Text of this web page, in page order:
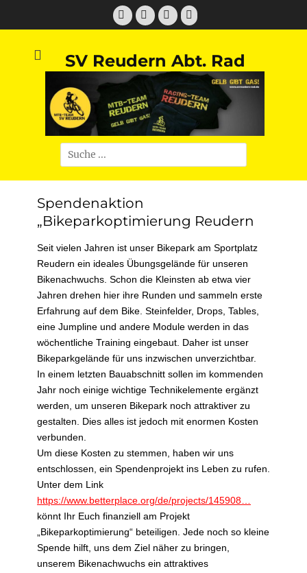
FacebookTwitter E-
Mail
Instagram
SV Reudern Abt. Rad
Suchen
nach:
Spendenaktion
„Bikeparkoptimierung Reudern
Seit vielen Jahren ist unser Bikepark am Sportplatz
Reudern ein ideales Übungsgelände für unseren
Bikenachwuchs. Schon die Kleinsten ab etwa vier
Jahren drehen hier ihre Runden und sammeln erste
Erfahrung auf dem Bike. Steinfelder, Drops, Tables,
eine Jumpline und andere Module werden in das
wöchentliche Training eingebaut. Daher ist unser
Bikeparkgelände für uns inzwischen unverzichtbar.
In einem letzten Bauabschnitt sollen im kommenden
Jahr noch einige wichtige Technikelemente ergänzt
werden, um unseren Bikepark noch attraktiver zu
gestalten. Dies alles ist jedoch mit enormen Kosten
verbunden.
Um diese Kosten zu stemmen, haben wir uns
entschlossen, ein Spendenprojekt ins Leben zu rufen.
Unter dem Link
https://www.betterplace.org/de/projects/145908…
könnt Ihr Euch finanziell am Projekt
„Bikeparkoptimierung“ beteiligen. Jede noch so kleine
Spende hilft, uns dem Ziel näher zu bringen,
unserem Bikenachwuchs ein attraktives